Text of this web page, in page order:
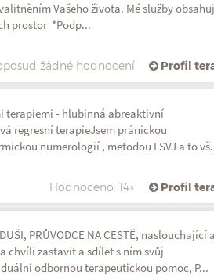
Vašeho života. Mé služby
prostor *Podp...
žádné hodnocení Profil
terapiemi - hlubinná abreaktivní
regresní terapieJsem pránickou
numerologií , metodou LSVJ a to
Hodnoceno: 14× Profil
PRŮVODCE NA CESTĚ, naslouchající
chvíli zastavit a sdílet s ním svůj
odbornou terapeutickou pomoc, P...